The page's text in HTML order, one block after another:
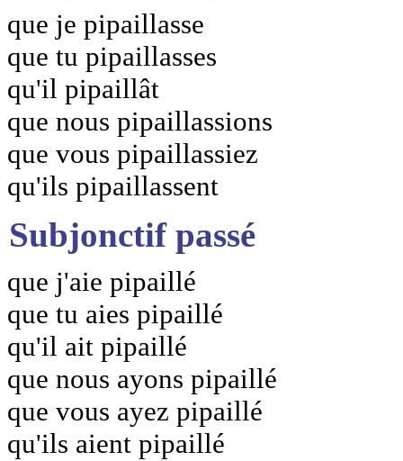
que je pipaillasse
que tu pipaillasses
qu'il pipaillât
que nous pipaillassions
que vous pipaillassiez
qu'ils pipaillassent
Subjonctif passé
que j'aie pipaillé
que tu aies pipaillé
qu'il ait pipaillé
que nous ayons pipaillé
que vous ayez pipaillé
qu'ils aient pipaillé